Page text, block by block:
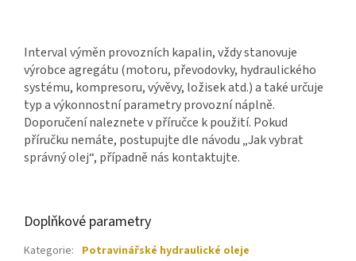
Interval výměn provozních kapalin, vždy stanovuje
výrobce agregátu (motoru, převodovky, hydraulického
systému, kompresoru, vývěvy, ložisek atd.) a také určuje
typ a výkonnostní parametry provozní náplně.
Doporučení naleznete v příručce k použití. Pokud
příručku nemáte, postupujte dle návodu „Jak vybrat
správný olej“, případně nás kontaktujte.
Doplňkové parametry
Kategorie: Potravinářské hydraulické oleje